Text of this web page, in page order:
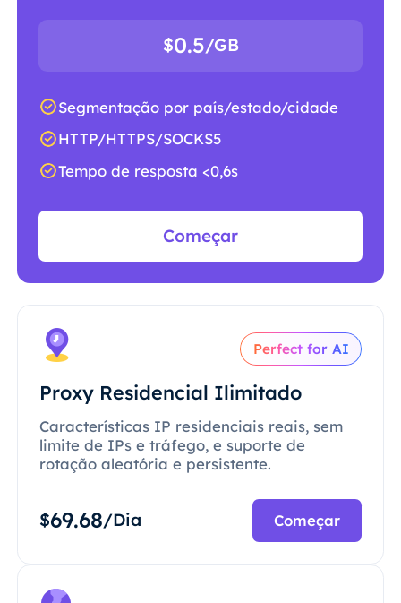
$0.5/GB
Segmentação por país/estado/cidade
HTTP/HTTPS/SOCKS5
Tempo de resposta <0,6s
Começar
Perfect for AI
Proxy Residencial Ilimitado
Características IP residenciais reais, sem
limite de IPs e tráfego, e suporte de
rotação aleatória e persistente.
$69.68/Dia Começar